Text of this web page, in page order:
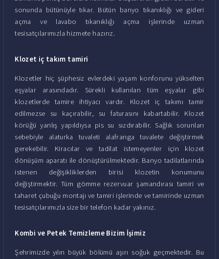
sonunda bütünüyle tıkar. Bütün banyo tıkanıklığı ve gideri
açma ve lavabo tıkanıklığı açma işlerinde uzman
tesisatçılarımızla hizmete hazırız.
Klozet iç takım tamiri
Klozetler hiç şüphesiz evlerdeki yaşam konforunu yükselten
eşyalar arasındadır. Sürekli kullanılan tüm eşyalar gibi
klozetlerde tamire ihtiyacı vardır. Klozet iç takımı tamir
edilmezse su kaçırabilir, su faturasını kabartabilir. Klozet
körüğü yanlış yapıldıysa pis su sızdırabilir. Sağlık sorunları
sebebiyle alaturka tuvaleti alafranga tuvalete değiştirmek
gerekebilir. Kiracılar ve tadilat istemeyenler için klozet
dönüşüm aparatı ile dönüştürülmektedir. Banyo tadilatlarında
istenen değişikliklerden birisi klozetin konumunu
değiştirmektir. Tüm gömme rezervuar şamandırası tamiri ve
taharet çubuğu montajı ve tamiri işlerinde ve tamirinde uzman
tesisatçılarımızla size bir telefon kadar yakınız.
Kombi ve Petek Temizleme Bizim İşimiz
Şehrimizde yılın büyük bölümü aşırı soğuk geçmektedir. Bu